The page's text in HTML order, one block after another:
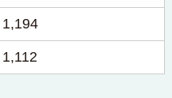
1,194
1,112